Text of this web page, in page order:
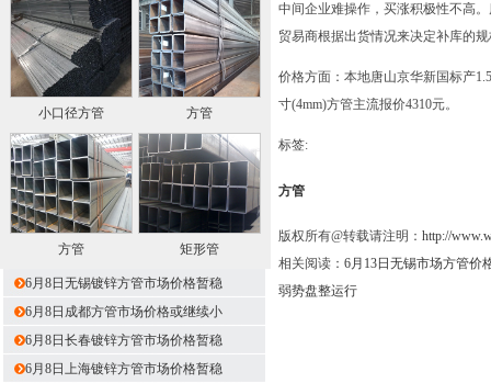
小口径方管 方管
方管 矩形管
6月8日无锡镀锌方管市场价格暂稳
6月8日成都方管市场价格或继续小
6月8日长春镀锌方管市场价格暂稳
6月8日上海镀锌方管市场价格暂稳
中间企业难操作，买涨积极性不高
贸易商根据出货情况来决定补库的
价格方面：本地唐山京华新国标产
寸(4mm)方管主流报价4310元。
标签:
方管
版权所有@转载请注明： http://
相关阅读： 6月13日无锡市场方管价
弱势盘整运行